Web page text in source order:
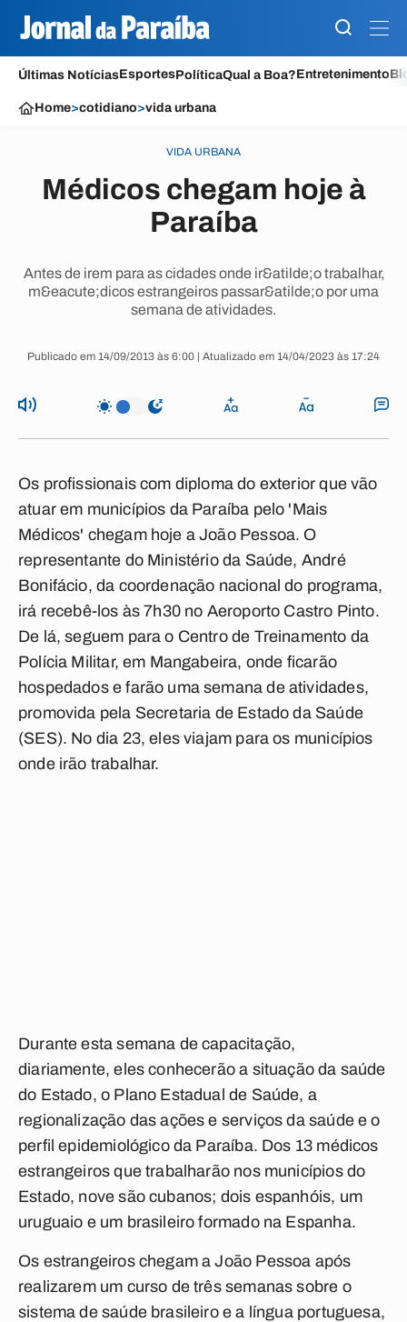
Últimas NotíciasEsportesPolíticaQual a Boa?Entretenimento
Home>cotidiano>vida urbana
VIDA URBANA
Médicos chegam hoje à
Paraíba
Antes de irem para as cidades onde ir&atilde;o trabalhar,
m&eacute;dicos estrangeiros passar&atilde;o por uma
semana de atividades.
Publicado em 14/09/2013 às 6:00 | Atualizado em 14/04/2023 às 17:24
Os profissionais com diploma do exterior que vão
atuar em municípios da Paraíba pelo 'Mais
Médicos' chegam hoje a João Pessoa. O
representante do Ministério da Saúde, André
Bonifácio, da coordenação nacional do programa,
irá recebê-los às 7h30 no Aeroporto Castro Pinto.
De lá, seguem para o Centro de Treinamento da
Polícia Militar, em Mangabeira, onde ficarão
hospedados e farão uma semana de atividades,
promovida pela Secretaria de Estado da Saúde
(SES). No dia 23, eles viajam para os municípios
onde irão trabalhar.
Durante esta semana de capacitação,
diariamente, eles conhecerão a situação da saúde
do Estado, o Plano Estadual de Saúde, a
regionalização das ações e serviços da saúde e o
perfil epidemiológico da Paraíba. Dos 13 médicos
estrangeiros que trabalharão nos municípios do
Estado, nove são cubanos; dois espanhóis, um
uruguaio e um brasileiro formado na Espanha.
Os estrangeiros chegam a João Pessoa após
realizarem um curso de três semanas sobre o
sistema de saúde brasileiro e a língua portuguesa,